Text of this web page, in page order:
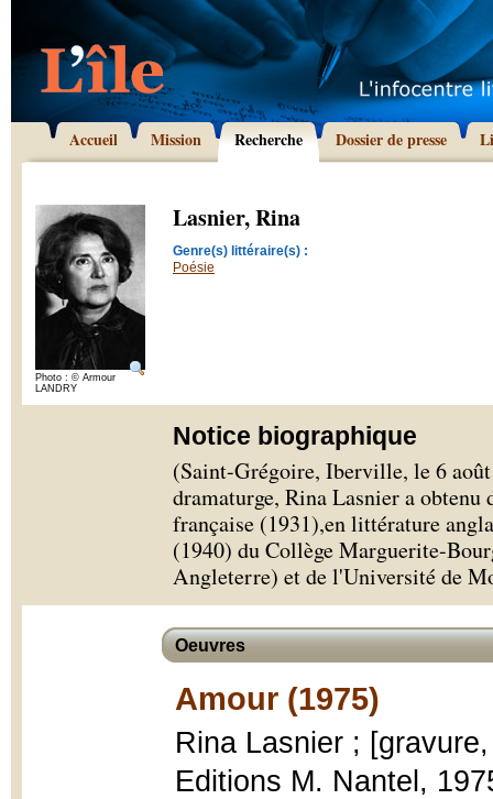
Accueil Mission Recherche Dossier de presse
Photo : © Armour
LANDRY
Lasnier, Rina
Genre(s) littéraire(s) :
Poésie
Notice biographique
(Saint-Grégoire, Iberville, le 6
dramaturge, Rina Lasnier a
française (1931),en littérature
(1940) du Collège Marguerite-
Angleterre) et de l'Université de
Oeuvres
Amour (1975)
Rina Lasnier ;
Editions M. Nantel,